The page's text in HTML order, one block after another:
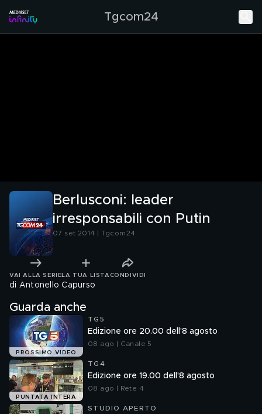
Tgcom24
Berlusconi: leader
irresponsabili con Putin
07 set 2014 | Tgcom24
VAI ALLA SERIE LA TUA LISTA CONDIVIDI
di Antonello Capurso
Guarda anche
PROSSIMO VIDEO
TG5
Edizione ore 20.00 dell'8 agosto
08 ago | Canale 5
PUNTATA INTERA
TG4
Edizione ore 19.00 dell'8 agosto
08 ago | Rete 4
STUDIO APERTO